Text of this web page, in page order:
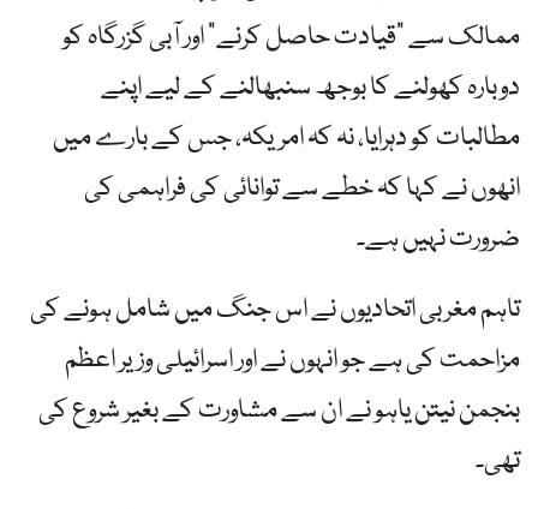
ممالک سے "قیادت حاصل کرنے” اور آبی گزرگاہ کو
دوبارہ کھولنے کا بوجھ سنبھالنے کے لیے اپنے
مطالبات کو دہرایا، نہ کہ امریکہ، جس کے بارے میں
انھوں نے کہا کہ خطے سے توانائی کی فراہمی کی
ضرورت نہیں ہے۔
تاہم مغربی اتحادیوں نے اس جنگ میں شامل ہونے کی
مزاحمت کی ہے جو انہوں نے اور اسرائیلی وزیر اعظم
بنجمن نیتن یاہو نے ان سے مشاورت کے بغیر شروع کی
تھی۔